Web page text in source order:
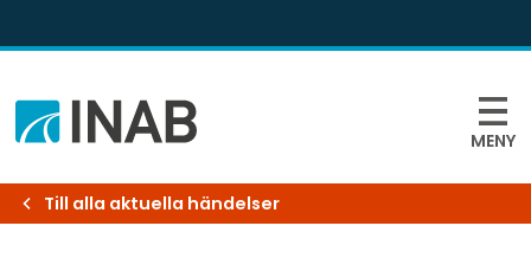
MENY
Till alla aktuella händelser